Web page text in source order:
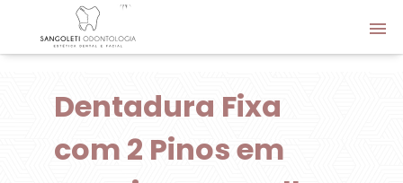
Dentadura Fixa
com 2 Pinos em